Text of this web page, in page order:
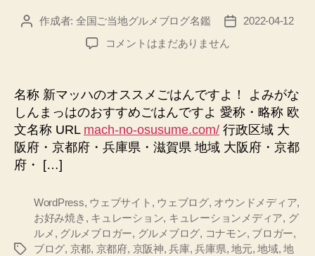
投 作成者: 全国ご当地グルメブログ名鑑
投
2022-04-12
新
ハ
の
オ
ス
ス
は
ん
で
す
コメントはまだありません
名称 新マッハのオススメごはんですよ！ よみがな
しんまっはのおすすめごはんですよ 愛称・略称 欧
文名称 URL mach-no-osusume.com/ 行政区域 大
阪府・京都府・兵庫県・滋賀県 地域 大阪府・京都
府・ […]
タ
WordPress, ウェブサイト , ウェブログ, オウンドメディア,
お好み焼き , キュレーション, キュレーションメディア, グ
ルメ , グルメブロガー, グルメブログ, コナモン, ブロガー,
ブログ, 京都, 京都府, 京阪神,兵庫,兵庫県, 地元, 地域, 地